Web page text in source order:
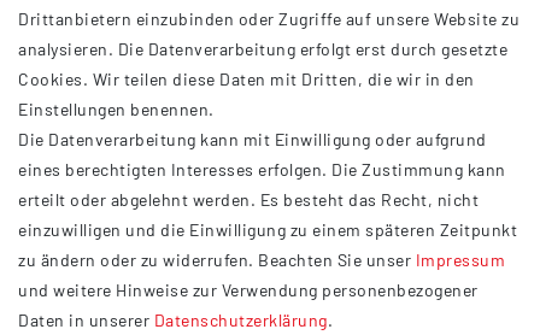
INFORMATIONEN
AGB
Impressum
Datenschutzerklärung
Widerrufsrecht
Barrierefreiheit
Service
Drittanbietern einzubinden oder Zugriffe auf unsere Website zu
analysieren. Die Datenverarbeitung erfolgt erst durch gesetzte
Cookies. Wir teilen diese Daten mit Dritten, die wir in den
Einstellungen benennen.
Die Datenverarbeitung kann mit Einwilligung oder aufgrund
eines berechtigten Interesses erfolgen. Die Zustimmung kann
erteilt oder abgelehnt werden. Es besteht das Recht, nicht
einzuwilligen und die Einwilligung zu einem späteren Zeitpunkt
zu ändern oder zu widerrufen. Beachten Sie unser Impressum
und weitere Hinweise zur Verwendung personenbezogener
Daten in unserer Daten­schutz­erklärung.